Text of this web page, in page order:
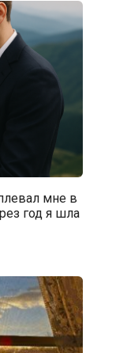
мне в
год я шла